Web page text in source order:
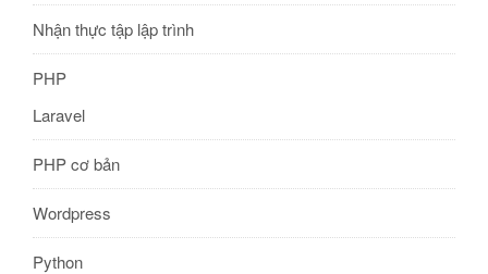
Nhận thực tập lập trình
PHP
Laravel
PHP cơ bản
Wordpress
Python